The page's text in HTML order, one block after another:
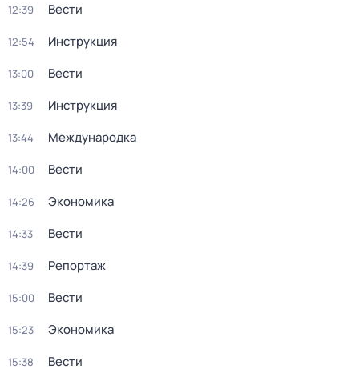
12:39 Вести
12:54 Инструкция
13:00 Вести
13:39 Инструкция
13:44 Международка
14:00 Вести
14:26 Экономика
14:33 Вести
14:39 Репортаж
15:00 Вести
15:23 Экономика
15:38 Вести